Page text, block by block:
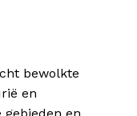
bewolkte
en